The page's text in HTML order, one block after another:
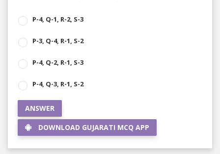
P-4, Q-1, R-2, S-3
P-3, Q-4, R-1, S-2
P-4, Q-2, R-1, S-3
P-4, Q-3, R-1, S-2
ANSWER
DOWNLOAD GUJARATI MCQ APP